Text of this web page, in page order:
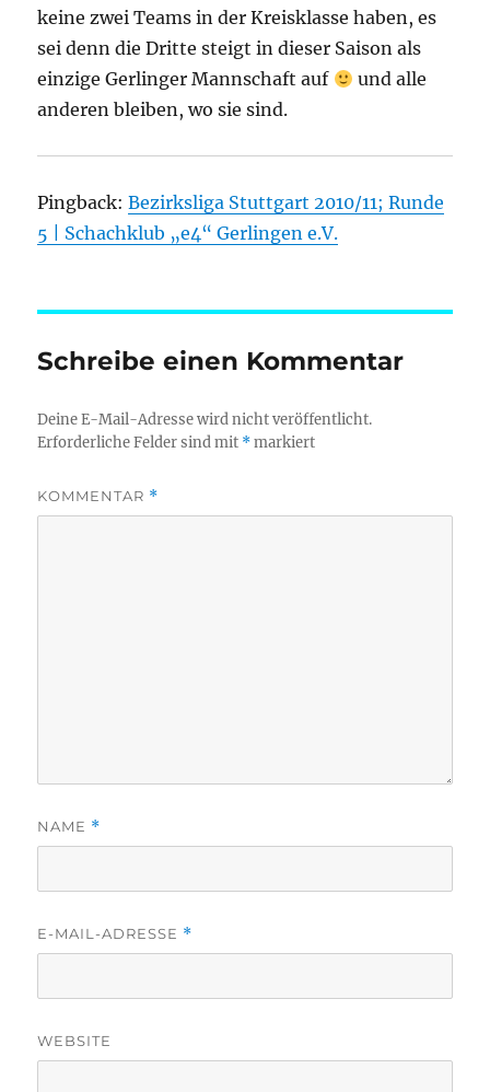
keine zwei Teams in der Kreisklasse haben, es
sei denn die Dritte steigt in dieser Saison als
einzige Gerlinger Mannschaft auf
und alle
anderen bleiben, wo sie sind.
Pingback:Bezirksliga Stuttgart 2010/11; Runde
5 | Schachklub „e4“ Gerlingen e.V.
Schreibe einen Kommentar
Deine E-Mail-Adresse wird nicht veröffentlicht.
Erforderliche Felder sind mit *markiert
KOMMENTAR *
NAME *
E-MAIL-ADRESSE *
WEBSITE